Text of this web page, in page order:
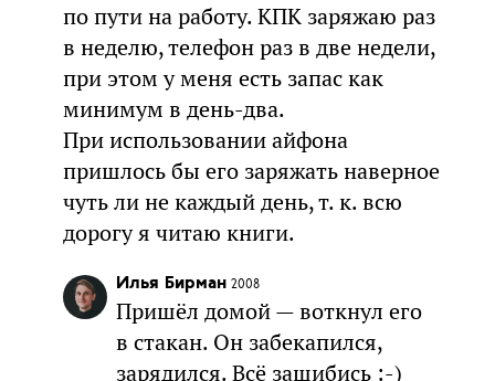
по пути на работу. КПК заряжаю раз
в неделю, телефон раз в две недели,
при этом у меня есть запас как
минимум в день-два.
При использовании айфона
пришлось бы его заряжать наверное
чуть ли не каждый день, т. к. всю
дорогу я читаю книги.
Илья Бирман 2008
Пришёл домой — воткнул его
в стакан. Он забекапился,
зарядился. Всё зашибись :-)